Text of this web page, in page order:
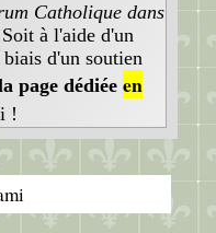
Catholique dans
à l'aide d'un
d'un soutien
page dédiée en
!